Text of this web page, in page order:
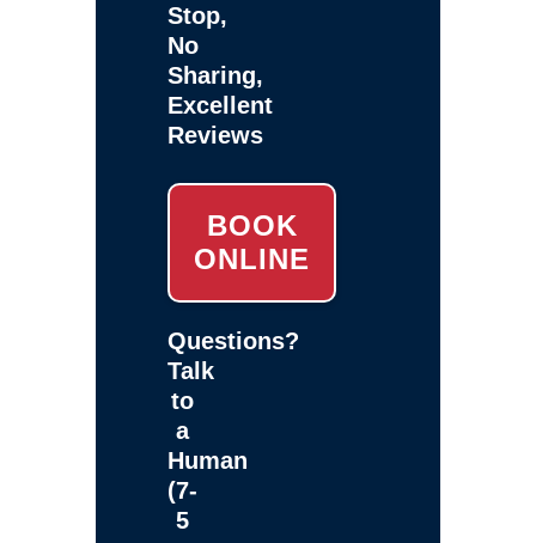
Stop,
No
Sharing,
Excellent
Reviews
BOOK
ONLINE
Questions?
Talk
to
a
Human
(7-
5